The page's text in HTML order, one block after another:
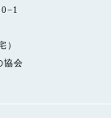
）
協会